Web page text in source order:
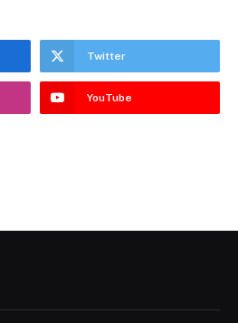
Twitter
YouTube